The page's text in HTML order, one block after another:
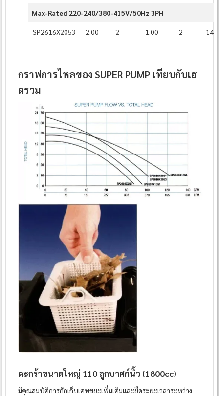
Max-Rated 220-240/380-415V/50Hz 3PH
SP2616X2053 2.00 2 1.00 2
กราฟการไหลของ SUPER PUMP เทียบกับเฮ
ดรวม
ตะกร้าขนาดใหญ่ 110 ลูกบาศก์นิ้ว (1800cc)
มีคุณสมบัติการกักเก็บเศษขยะเพิ่มเติมและยืดระยะเวลาระหว่าง